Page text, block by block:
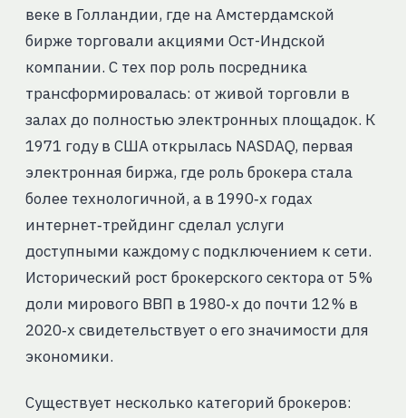
веке в Голландии, где на Амстердамской
бирже торговали акциями Ост-Индской
компании. С тех пор роль посредника
трансформировалась: от живой торговли в
залах до полностью электронных площадок. К
1971 году в США открылась NASDAQ, первая
электронная биржа, где роль брокера стала
более технологичной, а в 1990‑х годах
интернет‑трейдинг сделал услуги
доступными каждому с подключением к сети.
Исторический рост брокерского сектора от 5 %
доли мирового ВВП в 1980‑х до почти 12 % в
2020‑х свидетельствует о его значимости для
экономики.
Существует несколько категорий брокеров: